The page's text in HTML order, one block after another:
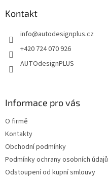
Kontakt
info@autodesignplus.cz
+420 724 070 926
AUTOdesignPLUS
Informace pro vás
O firmě
Kontakty
Obchodní podmínky
Podmínky ochrany osobních údajů
Odstoupení od kupní smlouvy